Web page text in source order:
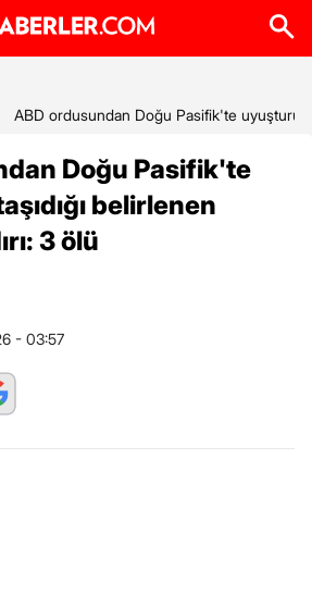
ABD ordusundan Doğu Pasifik'te
Doğu Pasifik'te
belirlenen
3 ölü
- 03:57